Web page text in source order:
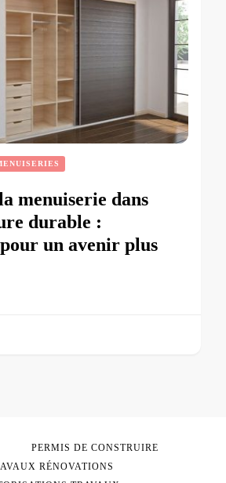
menuiserie dans
durable :
un avenir plus
PERMIS DE CONSTRUIRE
RÉNOVATIONS